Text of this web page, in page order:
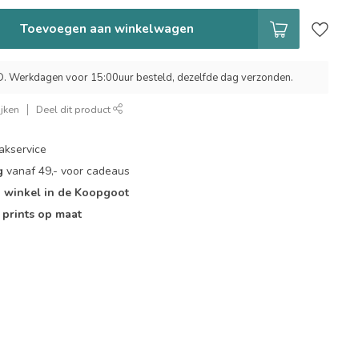
Toevoegen aan winkelwagen
Werkdagen voor 15:00uur besteld, dezelfde dag verzonden.
Deel dit product
vanaf 49,- voor cadeaus
winkel in de Koopgoot
prints op maat